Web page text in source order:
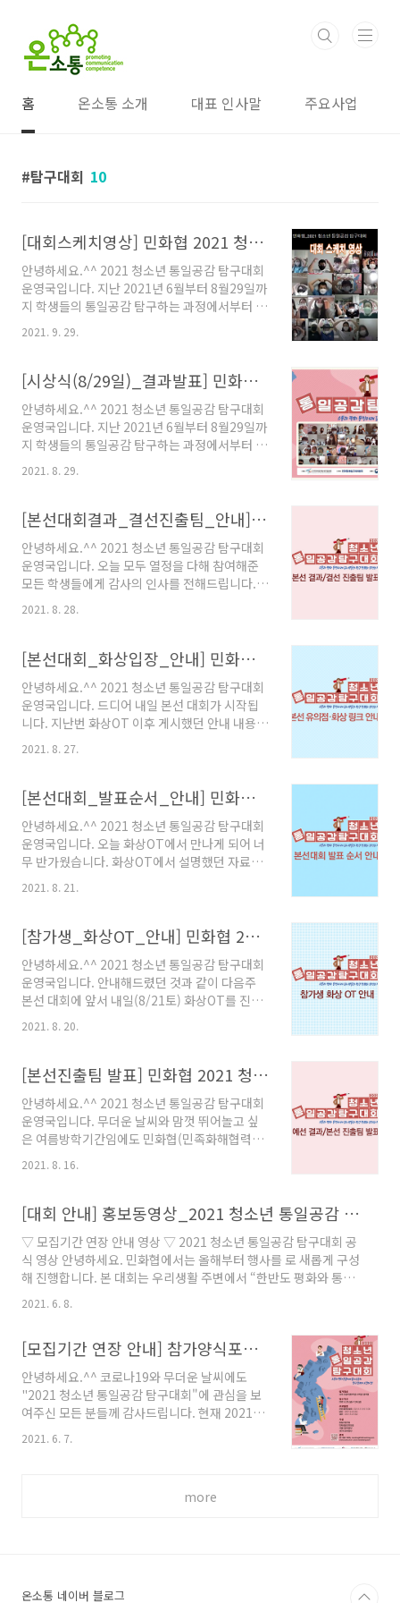
홈 온소통 소개 대표 인사말 주요사업
탐구대회 10
[대회스케치영상] 민화협 2021 청소년 통일공감 탐구대회
안녕하세요.^^ 2021 청소년 통일공감 탐구대회
운영국입니다. 지난 2021년 6월부터 8월29일까
지 학생들의 통일공감 탐구하는 과정에서부터 발
표까지 함께 열정적으로 참여해 준 모든 분들께
감사의 마음을 담아 결과 스케치 영상을 게시합
하게 된 '2021 청소년 통일공감 탐구대회'는 참
가자와 심사위원 모두에게 통일과 평화에 에 관
한 깊은 탐구와 공감을 할 수 있었던 소중한 시간
었습니다 또한 참여한 학생들이 다음 대회에도
또 참여하고 싶다는 마음도 전했습니다. 2022년
에도 청소년들의 많은 참여를 기대합니다. 감사
2021. 9. 29.
[시상식(8/29일)_결과발표] 민화협 2021 청소년 통일공감 탐구대회
안녕하세요.^^ 2021 청소년 통일공감 탐구대회
운영국입니다. 지난 2021년 6월부터 8월29일까
지 학생들의 통일공감 탐구하는 과정에서부터 발
표까지 함께 열정적으로 참여해 준 모든 분께 감
사의 인사를 드립니다. 온라인 시상식에서 진행
대회의 여정이 학생들에게 통일공감에 한발짝을
내딛고 다각적인 측면에서 성장하는 기회가 되었
기를 바라는 의미로 모두에게 박수를 함께 보내
기 바랍니다. 온라인 시상식에서 발표했던 시상
결과는 다음과 같습니다. ::: 2021 청소년 통일공
감 탐구대회 시상 결과 ::: ◇ 대상 ◇ 초등부 중등
일꿈나무 팀 (임수민, 김병찬) 날아오르라,..
2021. 8. 29.
[본선대회결과_결선진출팀_안내] 민화협 2021 청소년 통일공감 탐구대회
안녕하세요.^^ 2021 청소년 통일공감 탐구대회
운영국입니다. 오늘 모두 열정을 다해 참여해준
모든 학생들에게 감사의 인사를 전해드립니다.
우선 본선 대회 참여했던 발표용 PPT도 다음 링
크를 통해 참여학생 모두 제출 부탁드립니다. (*
표용으로 제출 가능합니다.) (8/29일 낮12시까
지) http://naver.me/xQODVPkU 돌핀스 팀
통일꿈나무 팀 채채 팀 우리하나로 팀 날아오르
라, 평화의 비둘기여 팀 이웃집 희토류 팀 일 없습
니다 팀 정철의 불시착 팀 결선 진출을 축하드립
니다. 결선 진출팀 화상 링크는 참여 학생들에게
전반적인 내용 피드백도 다음과 같..
2021. 8. 28.
[본선대회_화상입장_안내] 민화협 2021 청소년 통일공감 탐구대회
안녕하세요.^^ 2021 청소년 통일공감 탐구대회
운영국입니다. 드디어 내일 본선 대회가 시작됩
니다. 지난번 화상OT 이후 게시했던 안내 내용도
번 가장 유의해야 할 점 및 내일 본선 대회에 입장
장해 주기 바랍니다. 본선 대회 결과 결선 진출팀
발표는 본선 대회 후 8/28(토) 오후 3시 이후에
온소통 웹게시물로 안내할 예정이며, 결선 진출
팀 학생에게는 문자로도 안내 예정입니다. 결선
진출팀이 아닌 학생들도 8/29(일) 오후3시 온라
인 시상식에 모두 참여해 '통일공감 프로그램' 발
주시기 바랍니다. 그럼, 지금부터 다시..
2021. 8. 27.
[본선대회_발표순서_안내] 민화협 2021 청소년 통일공감 탐구대회
안녕하세요.^^ 2021 청소년 통일공감 탐구대회
운영국입니다. 오늘 화상OT에서 만나게 되어 너
무 반가웠습니다. 화상OT에서 설명했던 자료도
시스템 점검을 했었는데, 다음과 같이 준비사항
를 바랍니다. 1. 마이크 수음 관련 - 마이크 소리
가 상대에게 전달이 정확히 잘 안 되는 팀은 '이어
마이크'를 준비해서 사용해 주기 바랍니다. - 마
이크 수음에 문제가 있을 수 있는 학생은 미리 '이
어마이크' 또는 '헤드셋'을 준비해 안정적으로 참
여하면 좋겠습니다. (*1인 1팀은 헤드셋이 가능
사위원이 발표를 듣고, 발표..
2021. 8. 21.
[참가생_화상OT_안내] 민화협 2021 청소년 통일공감 탐구대회
안녕하세요.^^ 2021 청소년 통일공감 탐구대회
운영국입니다. 안내해드렸던 것과 같이 다음주
본선 대회에 앞서 내일(8/21토) 화상OT를 진행
하고자 합니다. 화상 입장 가능한 url을 공유합니
다. 해당 url로 지금부터 입장이 가능해 테스트 할
에 맞춰 해당 시간 5분 전에 입장 바랍니다. 민화
공감탐구대회
https://onsotong.uprism.io/room/071103789
민화협_중등부OT_11시(8/21토)_2021청소년
통일공감탐구대회
2021. 8. 20.
[본선진출팀 발표] 민화협 2021 청소년 통일공감 탐구대회 예선 심사 결과 안내
안녕하세요.^^ 2021 청소년 통일공감 탐구대회
운영국입니다. 무더운 날씨와 맘껏 뛰어놀고 싶
은 여름방학기간임에도 민화협(민족화해협력범
국민협의회) 주최로 마련된 본 대회를 통해 통일
공감에 대한 남다른 탐구정신을 보여준 대회 참
6월 25일부터 된 8월 14일까지 예선전 출전으로
제출한 탐구 보고서를 심사해 다음과 같이 본선
진출팀을 선발했습니다. 본선 진출팀은 부문별
16팀씩이며, 가나다순으로 팀은 안내합니다. 출
전팀 모두에게 박수를 보내며, 본선 준비와 관련
해서 구체적인 안내는 내일(8/17화) 오후 5시에
팀 발표 ::: > 돌핀스 팀 미리내 팀 봉래산..
2021. 8. 16.
[대회 안내] 홍보동영상_2021 청소년 통일공감 탐구대회
▽ 모집기간 연장 안내 영상 ▽ 2021 청소년 통일공감 탐구대회 공
식 영상 안녕하세요. 민화협에서는 올해부터 행사를 로 새롭게 구성
해 진행합니다. 본 대회는 우리생활 주변에서 “한반도 평화와 통
일”과 관련해 스스로 흥미 있는 주제를 정하여 스스로 탐구하고 탐
구한 내용을 정리해 온라인 화상을 통해 발표하는 방식으로 진행될
예정입니다. 본 대회를 통해 통일미래세대들이 북한·남북관계·분
단 및 평화통일과 관련된 다양한 영역에서 탐구하는 활동을 통해 한
반도 문제가 나의 문제라는 인식을 높이고, 한반도 평화통일 분야의
학습능력 신장될수 있는 기틀이 될 것입니다. 청소년 여러분의 많은
관심과 도전 바랍니다. 감사합니다. 자세한 대회 안내는 링크를 클
릭하여 참고해주시기 바랍니다 ☞ 대회안내 바로가기 ☜ https:/..
2021. 6. 8.
[모집기간 연장 안내] 참가양식포함_2021 청소년 통일공감 탐구대회
안녕하세요.^^ 코로나19와 무더운 날씨에도
"2021 청소년 통일공감 탐구대회"에 관심을 보
여주신 모든 분들께 감사드립니다. 현재 2021년
8월 14일(토)까지 모집을 연장하게 되었습니다.
이미 제출하셨던 학생들도 다시 제출하고 싶은
표는 2021년 8월16일(월) 17시 예정이고, 본선
주변에서 “한반도 평화와 통일”과 관련해 스스로
2021. 6. 7.
more
온소통 네이버 블로그